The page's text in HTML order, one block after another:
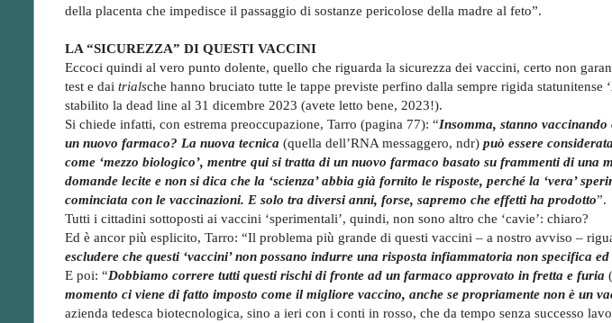
della placenta che impedisce il passaggio di sostanze pericolose della madre al feto”.
LA “SICUREZZA” DI QUESTI VACCINI
Eccoci quindi al vero punto dolente, quello che riguarda la sicurezza dei vaccini, certo non
test e dai trialsche hanno bruciato tutte le tappe previste perfino dalla sempre rigida statunitense ‘
stabilito la dead line al 31 dicembre 2023 (avete letto bene, 2023!).
Si chiede infatti, con estrema preoccupazione, Tarro (pagina 77): “Insomma, stanno vaccinando
un nuovo farmaco? La nuova tecnica (quella dell’RNA messaggero, ndr) può essere
come ‘mezzo biologico’, mentre qui si tratta di un nuovo farmaco basato su frammenti di una
domande lecite e non si dica che la ‘scienza’ abbia già fornito le risposte, perché la ‘vera’
cominciata con le vaccinazioni. E solo tra diversi anni, forse, sapremo che effetti ha prodotto”.
Tutti i cittadini sottoposti ai vaccini ‘sperimentali’, quindi, non sono altro che ‘cavie’: chiaro?
Ed è ancor più esplicito, Tarro: “Il problema più grande di questi vaccini – a nostro avviso –
escludere che questi ‘vaccini’ non possano indurre una risposta infiammatoria non specifica
E poi: “Dobbiamo correre tutti questi rischi di fronte ad un farmaco approvato in fretta e furia
momento ci viene di fatto imposto come il migliore vaccino, anche se propriamente non è un
azienda tedesca biotecnologica, sino a ieri con i conti in rosso, che da tempo senza successo